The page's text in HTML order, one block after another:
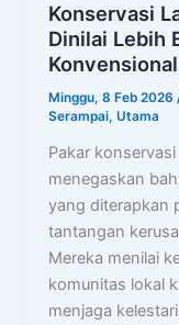
Konservasi
Dinilai Lebih
Konvensional
Minggu, 8 Feb 2026
Serampai,Utama
Pakar
menegaskan
yang diterapkan
tantangan
Mereka menilai
komunitas lokal
menjaga